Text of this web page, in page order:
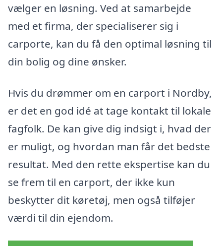
vælger en løsning. Ved at samarbejde
med et firma, der specialiserer sig i
carporte, kan du få den optimal løsning til
din bolig og dine ønsker.
Hvis du drømmer om en carport i Nordby,
er det en god idé at tage kontakt til lokale
fagfolk. De kan give dig indsigt i, hvad der
er muligt, og hvordan man får det bedste
resultat. Med den rette ekspertise kan du
se frem til en carport, der ikke kun
beskytter dit køretøj, men også tilføjer
værdi til din ejendom.